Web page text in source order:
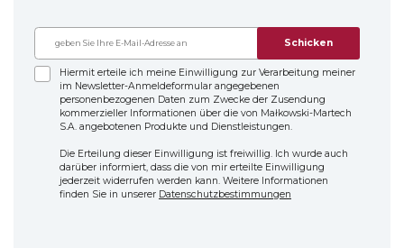
Schicken
Hiermit erteile ich meine Einwilligung zur Verarbeitung meiner
im Newsletter-Anmeldeformular angegebenen
personenbezogenen Daten zum Zwecke der Zusendung
kommerzieller Informationen über die von Małkowski-Martech
S.A. angebotenen Produkte und Dienstleistungen.
Die Erteilung dieser Einwilligung ist freiwillig. Ich wurde auch
darüber informiert, dass die von mir erteilte Einwilligung
jederzeit widerrufen werden kann. Weitere Informationen
finden Sie in unserer Datenschutzbestimmungen